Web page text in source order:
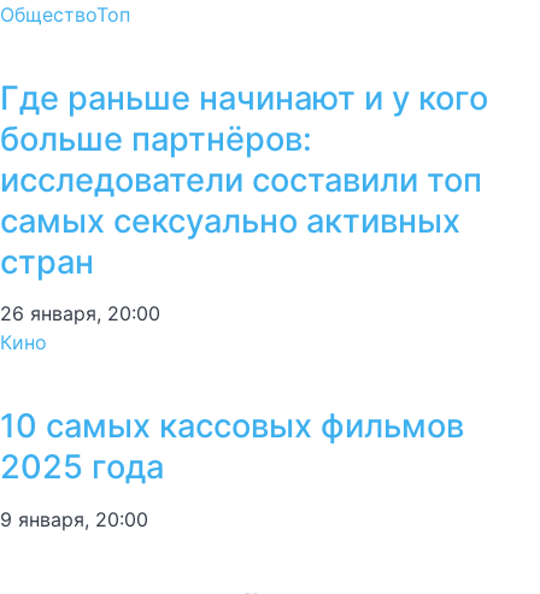
ОбществоТоп
Где раньше начинают и у кого
больше партнёров:
исследователи составили топ
самых сексуально активных
стран
26 января, 20:00
Кино
10 самых кассовых фильмов
2025 года
9 января, 20:00